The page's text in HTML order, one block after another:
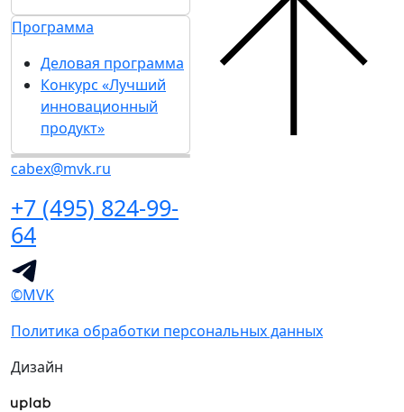
Программа
Деловая программа
Конкурс «Лучший
инновационный
продукт»
cabex@mvk.ru
+7 (495) 824-99-
64
©MVK
Политика обработки персональных данных
Дизайн